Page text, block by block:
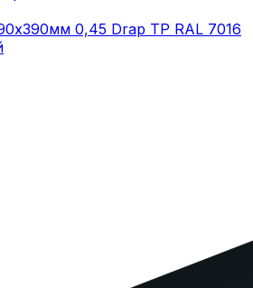
0,45 Drap ТР RAL 7016